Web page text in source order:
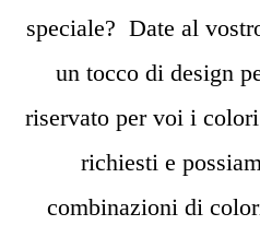
speciale? Date al
un tocco di design
riservato per voi i
richiesti e
combinazioni di